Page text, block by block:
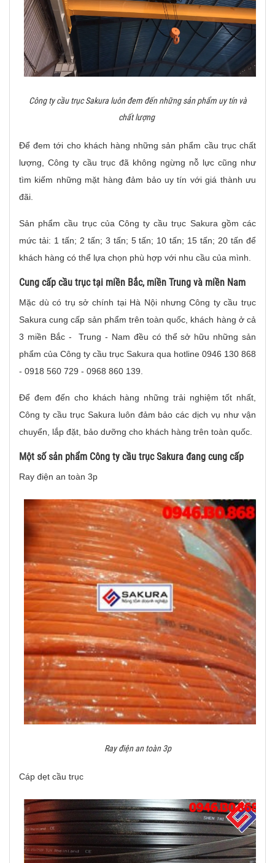
Công ty cầu trục Sakura luôn đem đến những sản phẩm uy tín và
chất lượng
Để đem tới cho khách hàng những sản phẩm cầu trục chất
lượng, Công ty cầu trục đã không ngừng nỗ lực cũng như
tìm kiếm những mặt hàng đảm bảo uy tín với giá thành ưu
đãi.
Sản phẩm cầu trục của Công ty cầu trục Sakura gồm các
mức tải: 1 tấn; 2 tấn; 3 tấn; 5 tấn; 10 tấn; 15 tấn; 20 tấn để
khách hàng có thể lựa chọn phù hợp với nhu cầu của mình.
Cung cấp cầu trục tại miền Bắc, miền Trung và miền Nam
Mặc dù có trụ sở chính tại Hà Nội nhưng Công ty cầu trục
Sakura cung cấp sản phẩm trên toàn quốc, khách hàng ở cả
3 miền Bắc - Trung - Nam đều có thể sở hữu những sản
phẩm của Công ty cầu trục Sakura qua hotline 0946 130 868
- 0918 560 729 - 0968 860 139.
Để đem đến cho khách hàng những trải nghiệm tốt nhất,
Công ty cầu trục Sakura luôn đảm bảo các dịch vụ như vận
chuyển, lắp đặt, bảo dưỡng cho khách hàng trên toàn quốc.
Một số sản phẩm Công ty cầu trục Sakura đang cung cấp
Ray điện an toàn 3p
Ray điện an toàn 3p
Cáp dẹt cầu trục